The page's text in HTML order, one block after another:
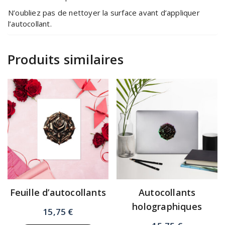
N’oubliez pas de nettoyer la surface avant d’appliquer
l’autocollant.
Produits similaires
Feuille d’autocollants
15,75 €
Autocollants
holographiques